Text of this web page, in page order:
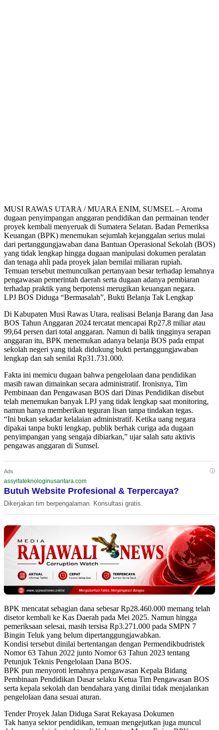
MUSI RAWAS UTARA / MUARA ENIM, SUMSEL – Aroma
dugaan penyimpangan anggaran pendidikan dan permainan tender
proyek kembali menyeruak di Sumatera Selatan. Badan Pemeriksa
Keuangan (BPK) menemukan sejumlah kejanggalan serius mulai
dari pertanggungjawaban dana Bantuan Operasional Sekolah (BOS)
yang tidak lengkap hingga dugaan manipulasi dokumen peralatan
dan tenaga ahli pada proyek jalan bernilai miliaran rupiah.
Temuan tersebut memunculkan pertanyaan besar terhadap lemahnya
pengawasan pemerintah daerah serta dugaan adanya pembiaran
terhadap praktik yang berpotensi merugikan keuangan negara.
LPJ BOS Diduga “Bermasalah”, Bukti Belanja Tak Lengkap
Di Kabupaten Musi Rawas Utara, realisasi Belanja Barang dan Jasa
BOS Tahun Anggaran 2024 tercatat mencapai Rp27,8 miliar atau
99,64 persen dari total anggaran. Namun di balik tingginya serapan
anggaran itu, BPK menemukan adanya belanja BOS pada empat
sekolah negeri yang tidak didukung bukti pertanggungjawaban
lengkap dan sah senilai Rp31.731.000.
Fakta ini memicu dugaan bahwa pengelolaan dana pendidikan
masih rawan dimainkan secara administratif. Ironisnya, Tim
Pembinaan dan Pengawasan BOS dari Dinas Pendidikan disebut
telah menemukan banyak LPJ yang tidak lengkap saat monitoring,
namun hanya memberikan teguran lisan tanpa tindakan tegas.
“Ini bukan sekadar kelalaian administratif. Ketika uang negara
dipakai tanpa bukti lengkap, publik berhak curiga ada dugaan
penyimpangan yang sengaja dibiarkan,” ujar salah satu aktivis
pengawas anggaran di Sumsel.
Ads ⓘ
assyifateknologinusantara.com
Butuh Website Profesional & Terpercaya?
Dikerjakan tim berpengalaman. Konsultasi gratis.
BPK mencatat sebagian dana sebesar Rp28.460.000 memang telah
disetor kembali ke Kas Daerah pada Mei 2025. Namun hingga
pemeriksaan selesai, masih tersisa Rp3.271.000 pada SMPN 7
Bingin Teluk yang belum dipertanggungjawabkan.
Kondisi tersebut dinilai bertentangan dengan Permendikbudristek
Nomor 63 Tahun 2022 junto Nomor 63 Tahun 2023 tentang
Petunjuk Teknis Pengelolaan Dana BOS.
BPK pun menyoroti lemahnya pengawasan Kepala Bidang
Pembinaan Pendidikan Dasar selaku Ketua Tim Pengawasan BOS
serta kepala sekolah dan bendahara yang dinilai tidak menjalankan
pengelolaan dana sesuai aturan.
Tender Proyek Jalan Diduga Sarat Rekayasa Dokumen
Tak hanya sektor pendidikan, temuan mengejutkan juga muncul